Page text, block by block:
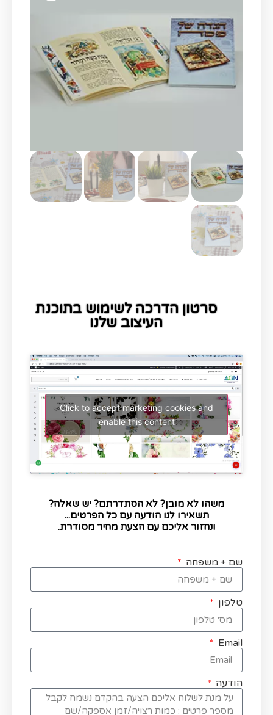
סרטון הדרכה לשימוש בתוכנת
העיצוב שלנו
Click to accept marketing cookies and
enable this content
משהו לא מובן? לא הסתדרתם? יש שאלה?
תשאירו לנו הודעה עם כל הפרטים...
ונחזור אליכם עם הצעת מחיר מסודרת.
שם + משפחה
טלפון
Email
הודעה